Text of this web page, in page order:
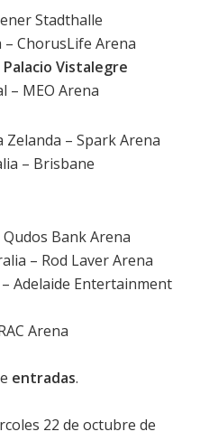
Stadthalle
ChorusLife Arena
Palacio Vistalegre
– MEO Arena
Zelanda – Spark Arena
– Brisbane
Qudos Bank Arena
– Rod Laver Arena
Adelaide Entertainment
Arena
entradas.
22 de octubre de